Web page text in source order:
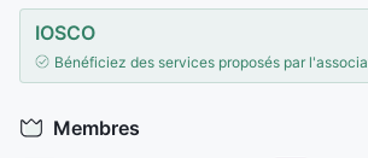
IOSCO
Bénéficiez des services proposés par
Membres